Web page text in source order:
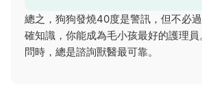
總之，狗狗發燒40度是警訊，但不必
確知識，你能成為毛小孩最好的護理
問時，總是諮詢獸醫最可靠。